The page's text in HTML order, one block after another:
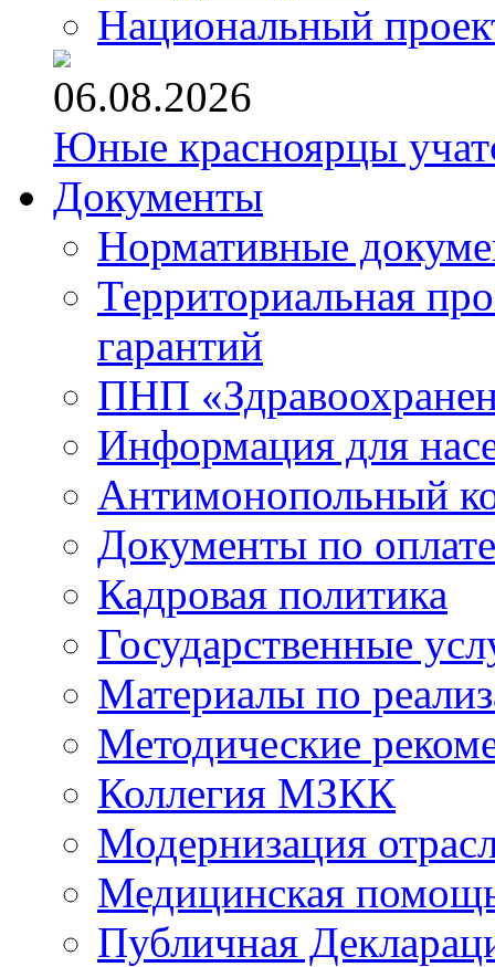
Национальный
06.08.2026
Юные красноярцы
Документы
Нормативные
Территориальная
гарантий
ПНП
Информация для
Антимонопольный
Документы по
Кадровая политика
Государственные
Материалы по
Методические
Коллегия МЗКК
Модернизация
Медицинская
Публичная